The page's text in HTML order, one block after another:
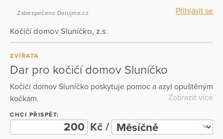
Přihlásit se
Zabezpečeno Darujme.cz
Kočičí domov Sluníčko, z.s.
ZVÍŘATA
Dar pro kočičí domov Sluníčko
Kočičí domov Sluníčko poskytuje pomoc a azyl opuštěným
kočkám.
Zobrazit více
CHCI PŘISPĚT:
Kč /